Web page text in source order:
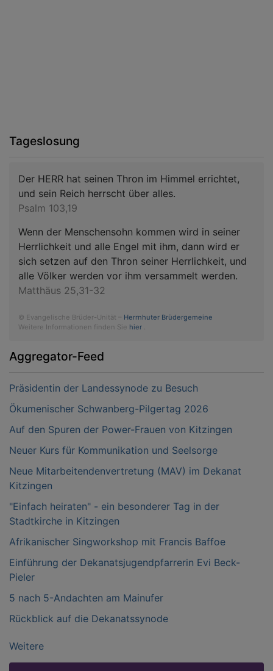
Tageslosung
Der HERR hat seinen Thron im Himmel errichtet,
und sein Reich herrscht über alles.
Psalm 103,19
Wenn der Menschensohn kommen wird in seiner
Herrlichkeit und alle Engel mit ihm, dann wird er
sich setzen auf den Thron seiner Herrlichkeit, und
alle Völker werden vor ihm versammelt werden.
Matthäus 25,31-32
© Evangelische Brüder-Unität – Herrnhuter Brüdergemeine
Weitere Informationen finden Sie hier .
Aggregator-Feed
Präsidentin der Landessynode zu Besuch
Ökumenischer Schwanberg-Pilgertag 2026
Auf den Spuren der Power-Frauen von Kitzingen
Neuer Kurs für Kommunikation und Seelsorge
Neue Mitarbeitendenvertretung (MAV) im Dekanat
Kitzingen
"Einfach heiraten" - ein besonderer Tag in der
Stadtkirche in Kitzingen
Afrikanischer Singworkshop mit Francis Baffoe
Einführung der Dekanatsjugendpfarrerin Evi Beck-
Pieler
5 nach 5-Andachten am Mainufer
Rückblick auf die Dekanatssynode
Weitere